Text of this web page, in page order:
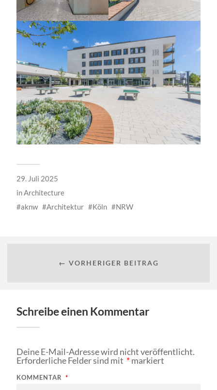
29. Juli 2025
inArchitecture
aknw
Architektur Köln NRW
← VORHERIGER BEITRAG
Schreibe einen Kommentar
Deine E-Mail-Adresse wird nicht veröffentlicht.
Erforderliche Felder sind mit *markiert
KOMMENTAR *